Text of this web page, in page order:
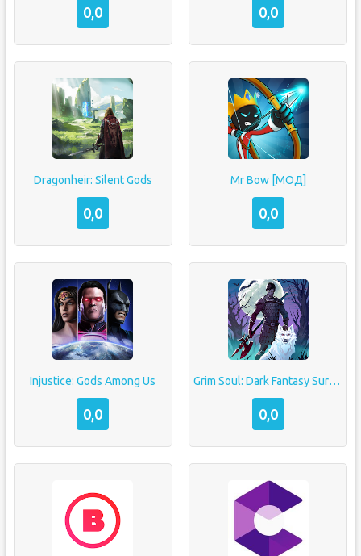
0,0 0,0
Dragonheir: Silent Gods
0,0
Mr Bow [МОД]
0,0
Injustice: Gods Among Us
0,0
Grim Soul: Dark Fantasy Survival
0,0